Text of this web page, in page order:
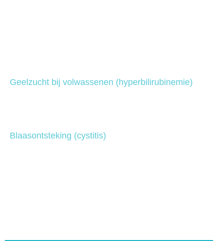
Geelzucht bij volwassenen (hyperbilirubinemie)
Blaasontsteking (cystitis)